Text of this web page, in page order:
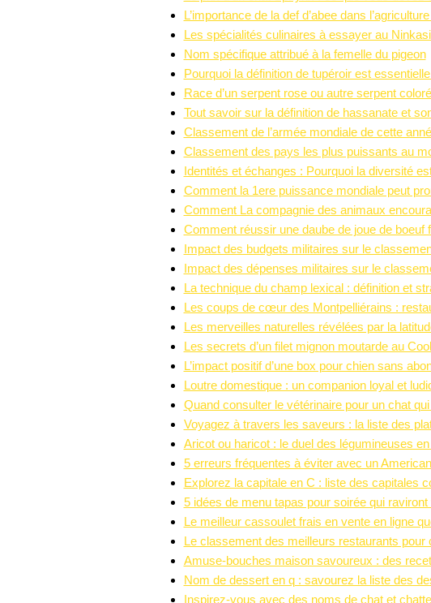
L’importance de la def d’abee dans
Les spécialités culinaires à essayer au
Nom spécifique attribué à la femelle du pigeon
Pourquoi la définition de tupéroir est
Race d’un serpent rose ou autre serpent
Tout savoir sur la définition de hassanate et
Classement de l’armée mondiale de cette
Classement des pays les plus puissants au
Identités et échanges : Pourquoi la diversité
Comment la 1ere puissance mondiale peut
Comment La compagnie des animaux
Comment réussir une daube de joue de boeuf
Impact des budgets militaires sur le
Impact des dépenses militaires sur le
La technique du champ lexical : définition et
Les coups de cœur des Montpelliérains :
Les merveilles naturelles révélées par la
Les secrets d’un filet mignon moutarde au
L’impact positif d’une box pour chien sans
Loutre domestique : un companion loyal et
Quand consulter le vétérinaire pour un chat
Voyagez à travers les saveurs : la liste des
Aricot ou haricot : le duel des légumineuses
5 erreurs fréquentes à éviter avec un
Explorez la capitale en C : liste des capitales
5 idées de menu tapas pour soirée qui
Le meilleur cassoulet frais en vente en ligne
Le classement des meilleurs restaurants
Amuse-bouches maison savoureux : des
Nom de dessert en q : savourez la liste des
Inspirez-vous avec des noms de chat et